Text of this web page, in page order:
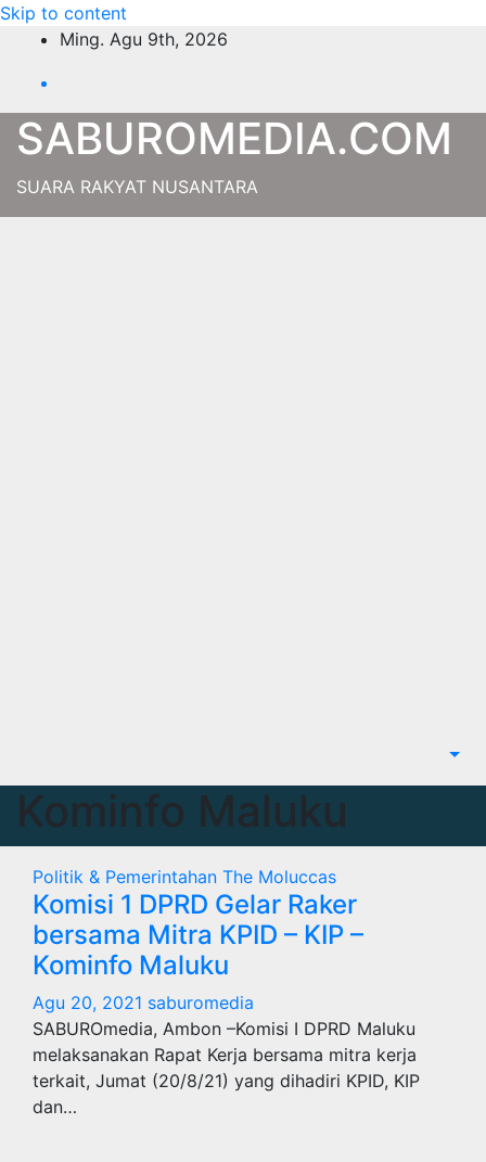
Skip to content
Ming. Agu 9th, 2026
SABUROMEDIA.COM
SUARA RAKYAT NUSANTARA
Kominfo Maluku
Politik & Pemerintahan The Moluccas
Komisi 1 DPRD Gelar Raker
bersama Mitra KPID – KIP –
Kominfo Maluku
Agu 20, 2021 saburomedia
SABUROmedia, Ambon –Komisi I DPRD Maluku
melaksanakan Rapat Kerja bersama mitra kerja
terkait, Jumat (20/8/21) yang dihadiri KPID, KIP
dan…